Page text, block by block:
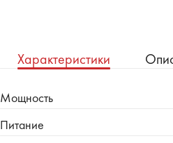
Характеристики
Мощность
Питание